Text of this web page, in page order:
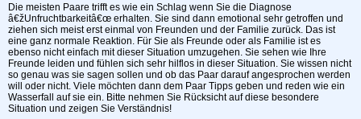
Die meisten Paare trifft es wie ein Schlag wenn Sie die Diagnose
â€žUnfruchtbarkeitâ€œ erhalten. Sie sind dann emotional sehr getroffen und
ziehen sich meist erst einmal von Freunden und der Familie zurück. Das ist
eine ganz normale Reaktion. Für Sie als Freunde oder als Familie ist es
ebenso nicht einfach mit dieser Situation umzugehen. Sie sehen wie Ihre
Freunde leiden und fühlen sich sehr hilflos in dieser Situation. Sie wissen nicht
so genau was sie sagen sollen und ob das Paar darauf angesprochen werden
will oder nicht. Viele möchten dann dem Paar Tipps geben und reden wie ein
Wasserfall auf sie ein. Bitte nehmen Sie Rücksicht auf diese besondere
Situation und zeigen Sie Verständnis!